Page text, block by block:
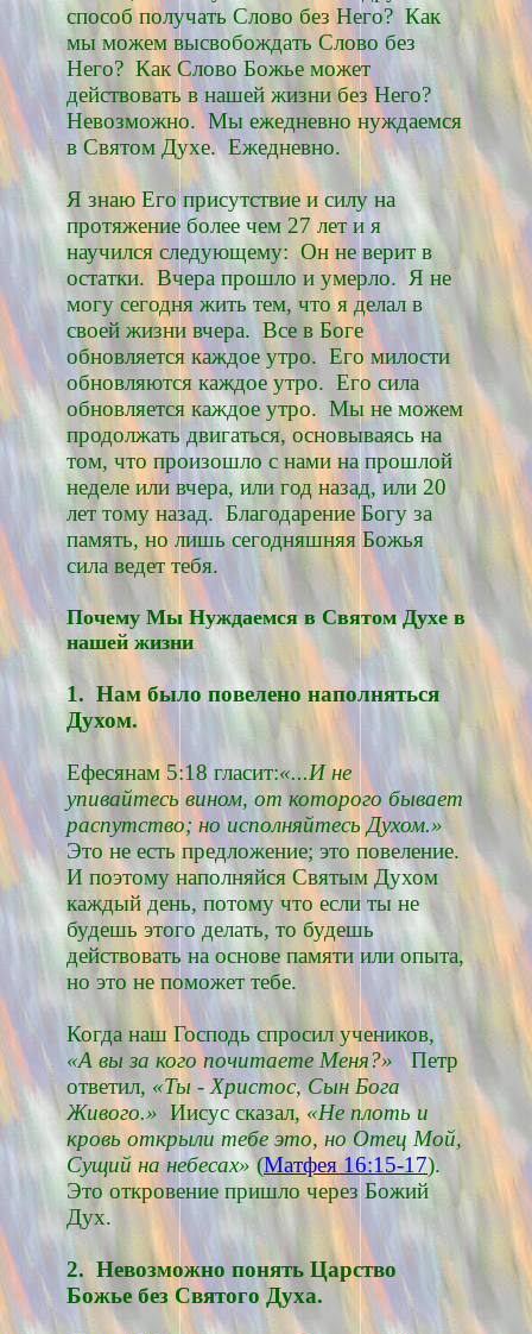
способ получать Слово без Него? Как
мы можем высвобождать Слово без
Него? Как Слово Божье может
действовать в нашей жизни без Него?
Невозможно. Мы ежедневно нуждаемся
в Святом Духе. Ежедневно.
Я знаю Его присутствие и силу на
протяжение более чем 27 лет и я
научился следующему: Он не верит в
остатки. Вчера прошло и умерло. Я не
могу сегодня жить тем, что я делал в
своей жизни вчера. Все в Боге
обновляется каждое утро. Его милости
обновляются каждое утро. Его сила
обновляется каждое утро. Мы не можем
продолжать двигаться, основываясь на
том, что произошло с нами на прошлой
неделе или вчера, или год назад, или 20
лет тому назад. Благодарение Богу за
память, но лишь сегодняшняя Божья
сила ведет тебя.
Почему Мы Нуждаемся в Святом Духе в
нашей жизни
1. Нам было повелено наполняться
Духом.
Ефесянам 5:18 гласит:«...И не
упивайтесь вином, от которого бывает
распутство; но исполняйтесь Духом.»
Это не есть предложение; это повеление.
И поэтому наполняйся Святым Духом
каждый день, потому что если ты не
будешь этого делать, то будешь
действовать на основе памяти или опыта,
но это не поможет тебе.
Когда наш Господь спросил учеников,
«А вы за кого почитаете Меня?» Петр
ответил, «Ты - Христос, Сын Бога
Живого.» Иисус сказал, «Не плоть и
кровь открыли тебе это, но Отец Мой,
Сущий на небесах»(Матфея 16:15-17).
Это откровение пришло через Божий
Дух.
2. Невозможно понять Царство
Божье без Святого Духа.